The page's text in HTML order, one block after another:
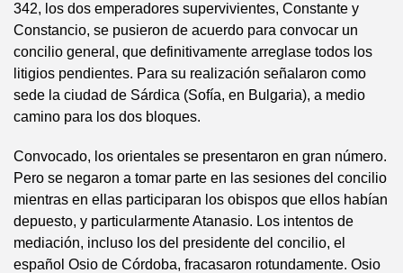
342, los dos emperadores supervivientes, Constante y
Constancio, se pusieron de acuerdo para convocar un
concilio general, que definitivamente arreglase todos los
litigios pendientes. Para su realización señalaron como
sede la ciudad de Sárdica (Sofía, en Bulgaria), a medio
camino para los dos bloques.
Convocado, los orientales se presentaron en gran número.
Pero se negaron a tomar parte en las sesiones del concilio
mientras en ellas participaran los obispos que ellos habían
depuesto, y particularmente Atanasio. Los intentos de
mediación, incluso los del presidente del concilio, el
español Osio de Córdoba, fracasaron rotundamente. Osio